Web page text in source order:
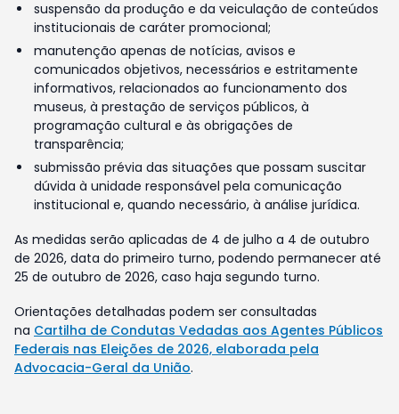
suspensão da produção e da veiculação de conteúdos
institucionais de caráter promocional;
manutenção apenas de notícias, avisos e
comunicados objetivos, necessários e estritamente
informativos, relacionados ao funcionamento dos
museus, à prestação de serviços públicos, à
programação cultural e às obrigações de
transparência;
submissão prévia das situações que possam suscitar
dúvida à unidade responsável pela comunicação
institucional e, quando necessário, à análise jurídica.
As medidas serão aplicadas de 4 de julho a 4 de outubro
de 2026, data do primeiro turno, podendo permanecer até
25 de outubro de 2026, caso haja segundo turno.
Orientações detalhadas podem ser consultadas
na Cartilha de Condutas Vedadas aos Agentes Públicos
Federais nas Eleições de 2026, elaborada pela
Advocacia-Geral da União.